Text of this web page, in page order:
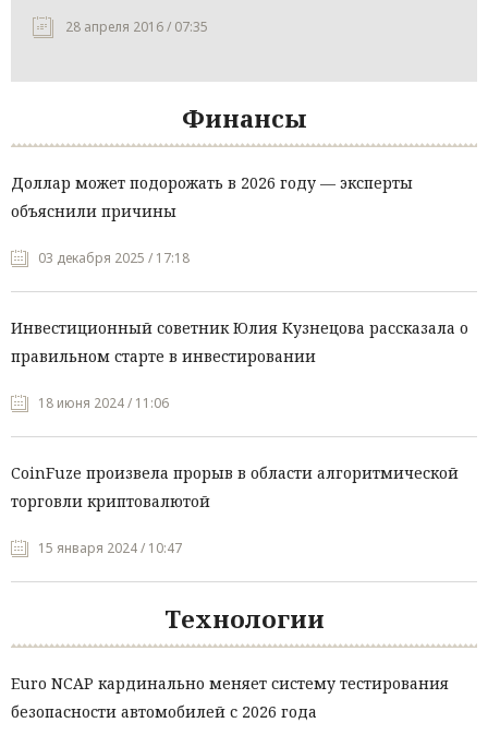
28 апреля 2016 / 07:35
Финансы
Доллар может подорожать в 2026 году — эксперты
объяснили причины
03 декабря 2025 / 17:18
Инвестиционный советник Юлия Кузнецова рассказала о
правильном старте в инвестировании
18 июня 2024 / 11:06
CoinFuze произвела прорыв в области алгоритмической
торговли криптовалютой
15 января 2024 / 10:47
Технологии
Euro NCAP кардинально меняет систему тестирования
безопасности автомобилей с 2026 года